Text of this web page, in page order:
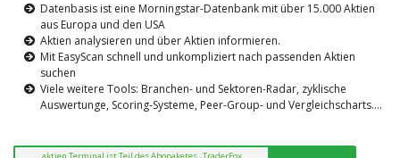
Datenbasis ist eine Morningstar-Datenbank mit über 15.000 Aktien
aus Europa und den USA
Aktien analysieren und über Aktien informieren.
Mit EasyScan schnell und unkompliziert nach passenden Aktien
suchen
Viele weitere Tools: Branchen- und Sektoren-Radar, zyklische
Auswertunge, Scoring-Systeme, Peer-Group- und Vergleichscharts....